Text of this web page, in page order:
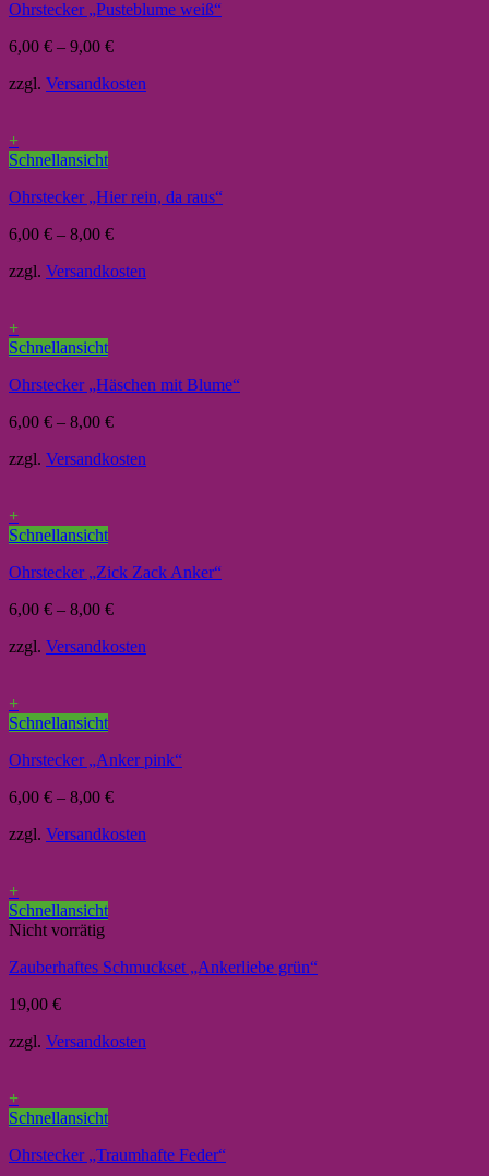
Ohrstecker „Pusteblume weiß“
6,00 € – 9,00 €
zzgl. Versandkosten
+
Schnellansicht
Ohrstecker „Hier rein, da raus“
6,00 € – 8,00 €
zzgl. Versandkosten
+
Schnellansicht
Ohrstecker „Häschen mit Blume“
6,00 € – 8,00 €
zzgl. Versandkosten
+
Schnellansicht
Ohrstecker „Zick Zack Anker“
6,00 € – 8,00 €
zzgl. Versandkosten
+
Schnellansicht
Ohrstecker „Anker pink“
6,00 € – 8,00 €
zzgl. Versandkosten
+
Schnellansicht
Nicht vorrätig
Zauberhaftes Schmuckset „Ankerliebe grün“
19,00 €
zzgl. Versandkosten
+
Schnellansicht
Ohrstecker „Traumhafte Feder“